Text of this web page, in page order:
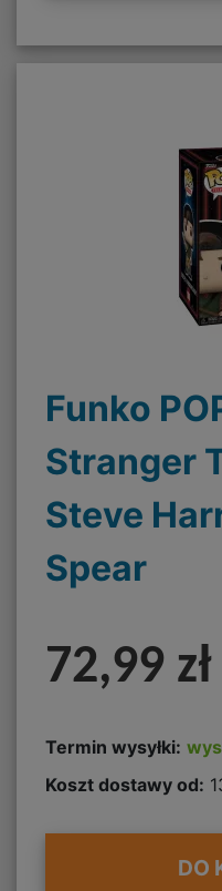
Funko
Stranger
Steve
Spear
72,99 zł
Termin wysyłki:
Koszt dostawy od:
DO